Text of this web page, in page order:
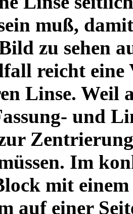
muß,
zu sehen
reicht eine
Linse. Weil
und
Im
mit einem
auf einer